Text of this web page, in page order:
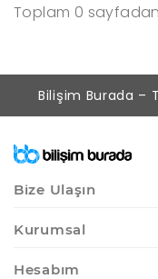
Toplam 0
Bilişim Burada –
Bize Ulaşın
Kurumsal
Hesabım